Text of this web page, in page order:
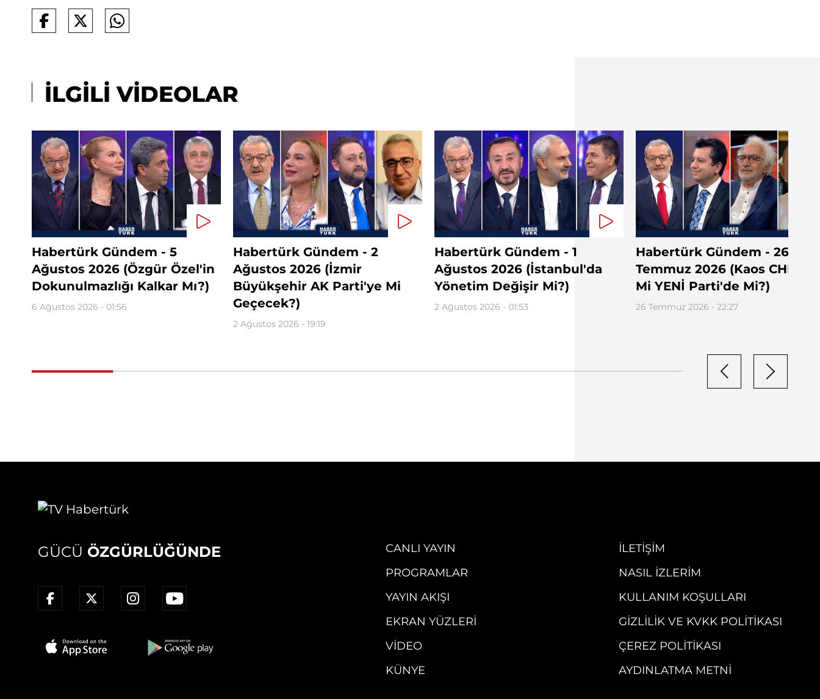
İLGİLİ VİDEOLAR
Habertürk Gündem - 5
Ağustos 2026 (Özgür Özel'in
Dokunulmazlığı Kalkar Mı?)
6 Ağustos 2026 - 01:56
Habertürk Gündem - 2
Ağustos 2026 (İzmir
Büyükşehir AK Parti'ye Mi
Geçecek?)
2 Ağustos 2026 - 19:19
Habertürk Gündem - 1
Ağustos 2026 (İstanbul'da
Yönetim Değişir Mi?)
2 Ağustos 2026 - 01:53
Habertürk Gündem - 26
Temmuz 2026 (Kaos CHP'de
Mi YENİ Parti'de Mi?)
26 Temmuz 2026 - 22:27
GÜCÜ ÖZGÜRLÜĞÜNDE
CANLI YAYIN
PROGRAMLAR
YAYIN AKIŞI
EKRAN YÜZLERI
VIDEO
KÜNYE
İLETIŞIM
NASIL İZLERIM
KULLANIM KOŞULLARI
GIZLILIK VE KVKK POLITIKASI
ÇEREZ POLITIKASI
AYDINLATMA METNI